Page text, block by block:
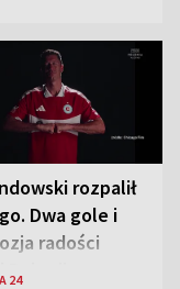
rozpalił
Dwa gole i
radości
24